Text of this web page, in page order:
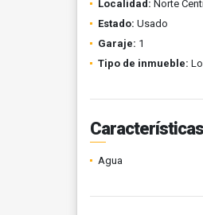
Localidad: Norte
Estado: Usado
Garaje: 1
Tipo de inmueble:
Agua